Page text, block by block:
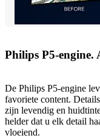
Philips P5-engine.
De Philips P5-engine
favoriete content.
zijn levendig en
helder dat u elk detail
vloeiend.